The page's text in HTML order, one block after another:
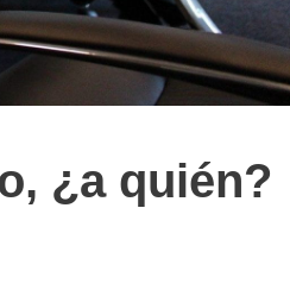
¿a quién?